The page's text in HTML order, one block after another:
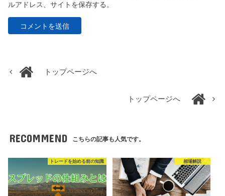
ルアドレス、サイトを保存する。
トップページへ
トップページへ
RECOMMEND こちらの記事も人気です。
トレードを始める前の知識 相場解説